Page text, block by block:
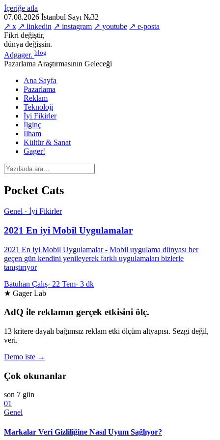
İçeriğe atla
07.08.2026 İstanbul Sayı №32
↗ x ↗ linkedin ↗ instagram ↗ youtube ↗ e-posta
Fikri değiştir,
dünya değişsin.
Adgager. blog
Pazarlama Araştırmasının Geleceği
Ana Sayfa
Pazarlama
Reklam
Teknoloji
İyi Fikirler
İlginç
İlham
Kültür & Sanat
Gager!
Pocket Cats
Genel · İyi Fikirler
2021 En iyi Mobil Uygulamalar
2021 En iyi Mobil Uygulamalar - Mobil uygulama dünyası her
geçen gün kendini yenileyerek farklı uygulamaları bizlerle
tanıştırıyor
Batuhan Çalış· 22 Tem· 3 dk
★ Gager Lab
AdQ ile reklamın gerçek etkisini ölç.
13 kritere dayalı bağımsız reklam etki ölçüm altyapısı. Sezgi değil,
veri.
Demo iste →
Çok okunanlar
son 7 gün
01
Genel
Markalar Veri Gizliliğine Nasıl Uyum Sağlıyor?